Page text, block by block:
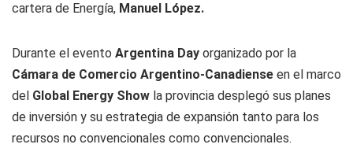
cartera de Energía, Manuel López.
Durante el evento Argentina Day organizado por la
Cámara de Comercio Argentino-Canadiense en el marco
del Global Energy Show la provincia desplegó sus planes
de inversión y su estrategia de expansión tanto para los
recursos no convencionales como convencionales.